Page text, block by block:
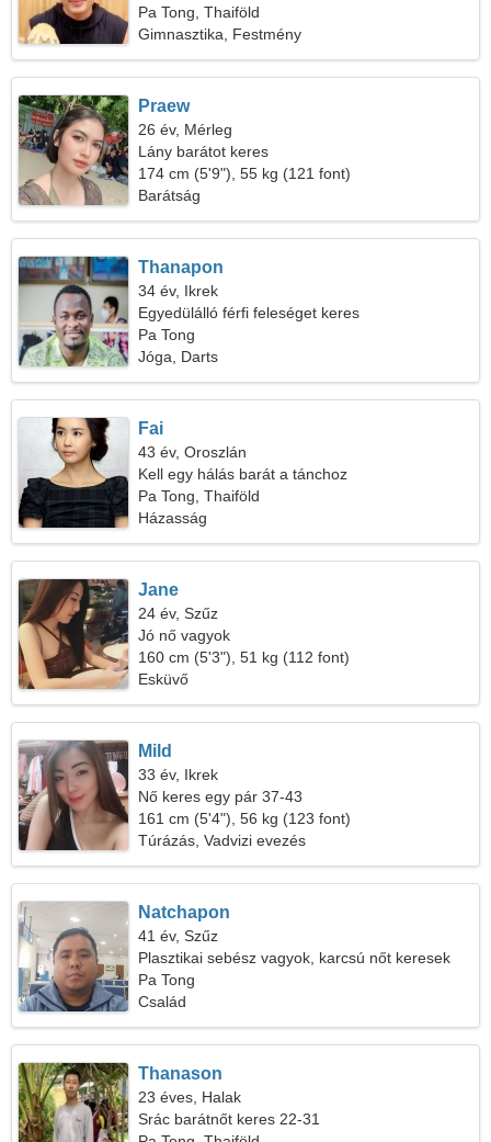
Pa Tong, Thaiföld
Gimnasztika, Festmény
Praew
26 év, Mérleg
Lány barátot keres
174 cm (5'9"), 55 kg (121 font)
Barátság
Thanapon
34 év, Ikrek
Egyedülálló férfi feleséget keres
Pa Tong
Jóga, Darts
Fai
43 év, Oroszlán
Kell egy hálás barát a tánchoz
Pa Tong, Thaiföld
Házasság
Jane
24 év, Szűz
Jó nő vagyok
160 cm (5'3"), 51 kg (112 font)
Esküvő
Mild
33 év, Ikrek
Nő keres egy pár 37-43
161 cm (5'4"), 56 kg (123 font)
Túrázás, Vadvizi evezés
Natchapon
41 év, Szűz
Plasztikai sebész vagyok, karcsú nőt keresek
Pa Tong
Család
Thanason
23 éves, Halak
Srác barátnőt keres 22-31